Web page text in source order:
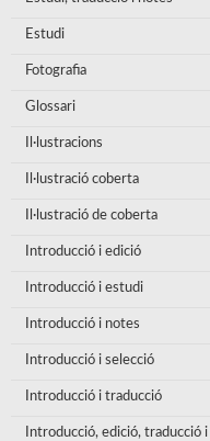
Estudi
Fotografia
Glossari
Il·lustracions
Il·lustració coberta
Il·lustració de coberta
Introducció i edició
Introducció i estudi
Introducció i notes
Introducció i selecció
Introducció i traducció
Introducció, edició, traducció